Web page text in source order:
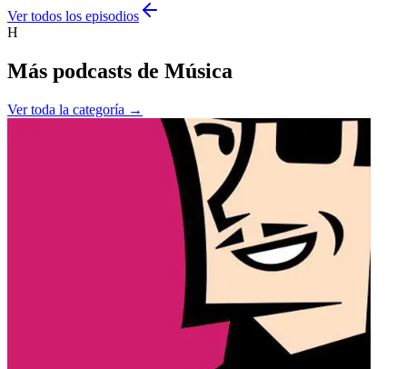
Ver todos los episodios
H
Más podcasts de Música
Ver toda la categoría →